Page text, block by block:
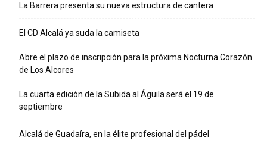
La Barrera presenta su nueva estructura de cantera
El CD Alcalá ya suda la camiseta
Abre el plazo de inscripción para la próxima Nocturna Corazón
de Los Alcores
La cuarta edición de la Subida al Águila será el 19 de
septiembre
Alcalá de Guadaíra, en la élite profesional del pádel